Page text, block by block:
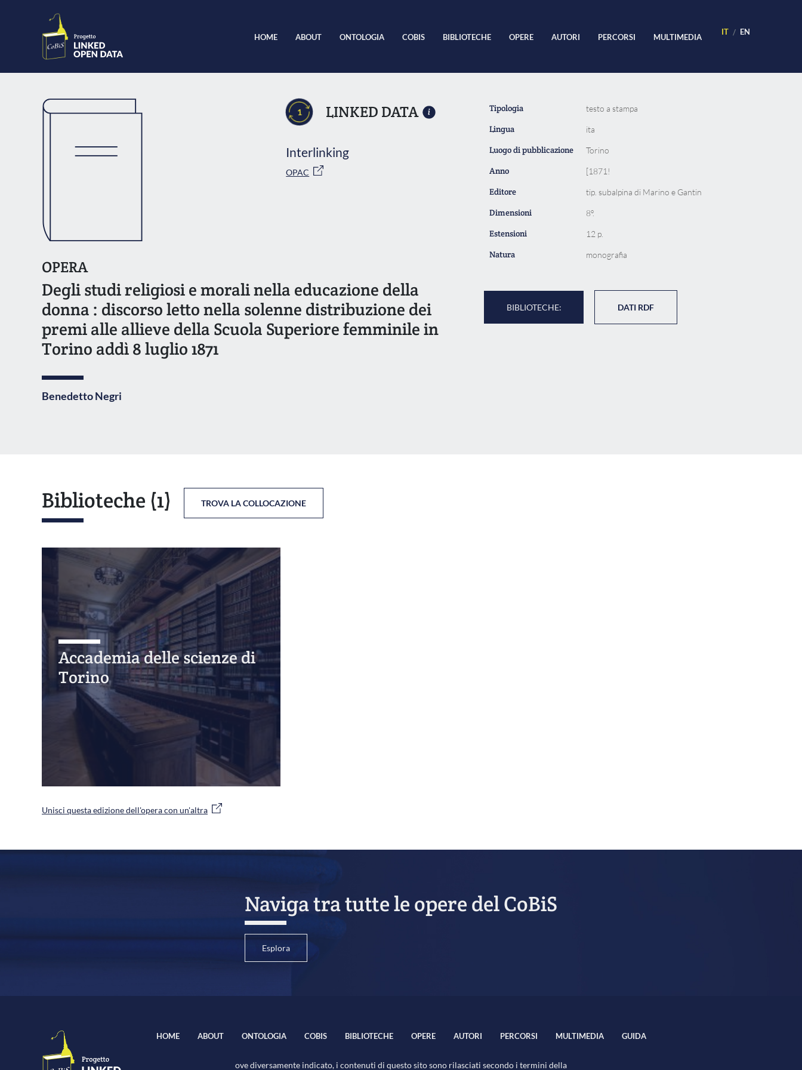
HOME ABOUT ONTOLOGIA COBIS BIBLIOTECHE OPERE AUTORI PERCORSI MULTIMEDIA IT EN
1 LINKED DATA
Interlinking
OPAC
OPERA
Degli studi religiosi e morali nella educazione della
donna : discorso letto nella solenne distribuzione dei
premi alle allieve della Scuola Superiore femminile in
Torino addì 8 luglio 1871
Benedetto Negri
Tipologia testo a stampa
Lingua ita
Luogo di pubblicazione Torino
Anno [1871!
Editore tip. subalpina di Marino e Gantin
Dimensioni 8º.
Estensioni 12 p.
Natura monografia
BIBLIOTECHE: DATI RDF
Biblioteche (1) TROVA LA COLLOCAZIONE
Accademia delle scienze di
Torino
Unisci questa edizione dell'opera con un'altra
Naviga tra tutte le opere del CoBiS
Esplora
HOME ABOUT ONTOLOGIA COBIS BIBLIOTECHE OPERE AUTORI PERCORSI MULTIMEDIA GUIDA
ove diversamente indicato, i contenuti di questo sito sono rilasciati secondo i termini della